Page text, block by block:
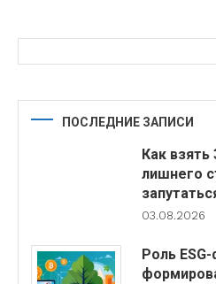
ПОСЛЕДНИЕ ЗАПИСИ
Как взять
лишнего
03.08.2026
Роль